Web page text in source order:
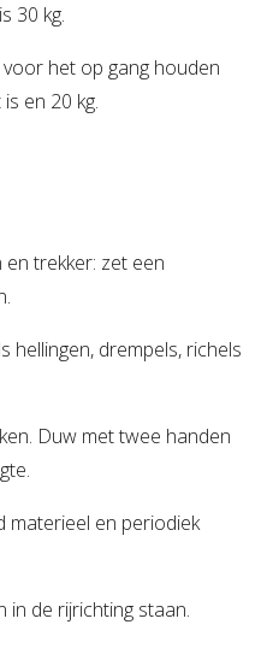
30 kg.
het op gang houden
en 20 kg.
trekker: zet een
hellingen, drempels, richels
Duw met twee handen
materieel en periodiek
in de rijrichting staan.